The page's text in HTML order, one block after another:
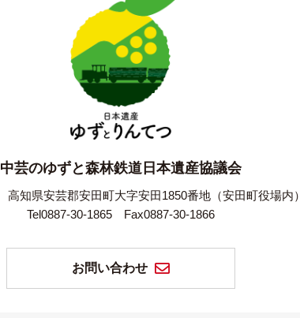
中芸のゆずと森林鉄道日本遺産協議会
高知県安芸郡安田町大字安田1850番地（安田町役場内）
Tel0887-30-1865
Fax0887-30-1866
お問い合わせ